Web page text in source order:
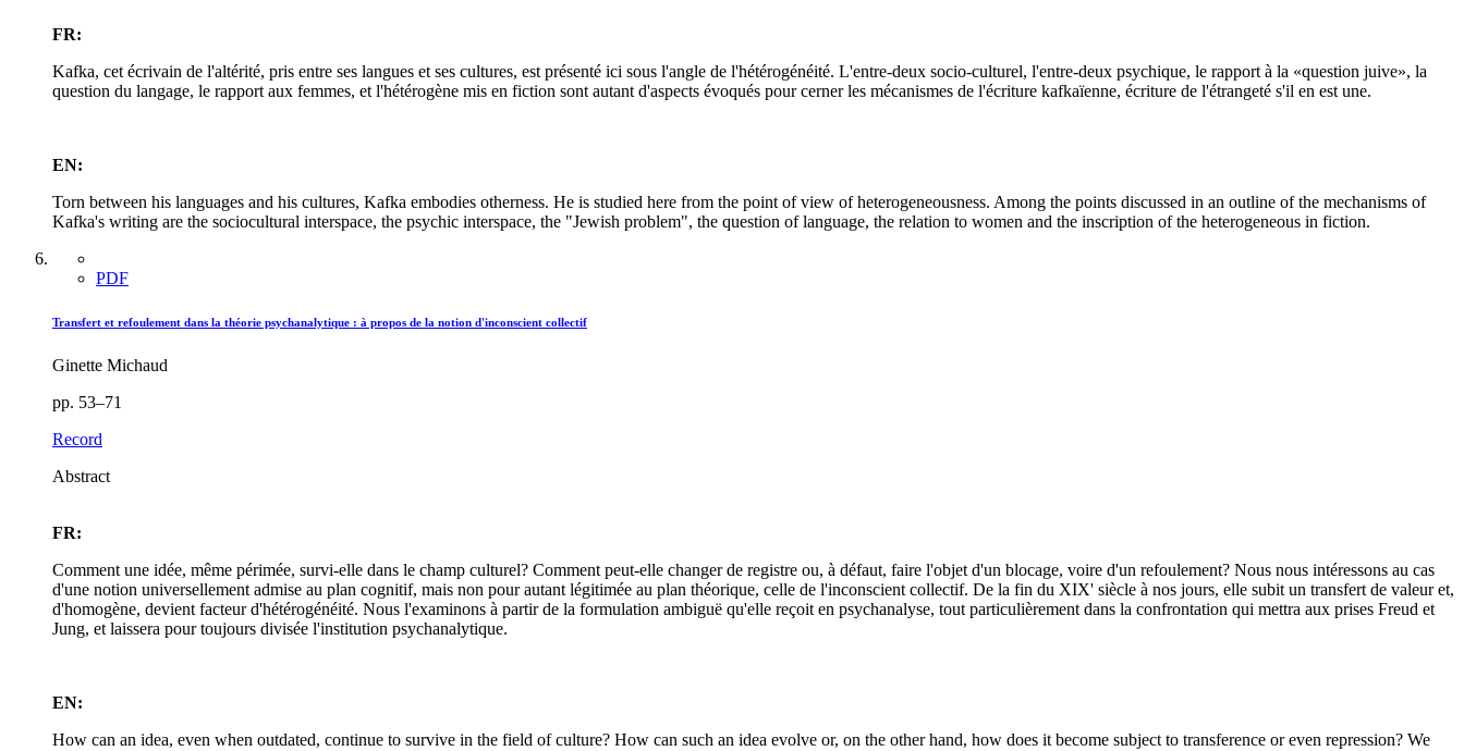
FR:
Kafka, cet écrivain de l'altérité, pris entre ses langues et ses cultures, est présenté ici sous l'angle de l'hétérogénéité. L'entre-deux socio-culturel, l'entre-deux psychique, le rapport à la «question juive», la
question du langage, le rapport aux femmes, et l'hétérogène mis en fiction sont autant d'aspects évoqués pour cerner les mécanismes de l'écriture kafkaïenne, écriture de l'étrangeté s'il en est une.
EN:
Torn between his languages and his cultures, Kafka embodies otherness. He is studied here from the point of view of heterogeneousness. Among the points discussed in an outline of the mechanisms of
Kafka's writing are the sociocultural interspace, the psychic interspace, the "Jewish problem", the question of language, the relation to women and the inscription of the heterogeneous in fiction.
PDF
Transfert et refoulement dans la théorie psychanalytique : à propos de la notion d'inconscient collectif
Ginette Michaud
pp. 53–71
Record
Abstract
FR:
Comment une idée, même périmée, survi-elle dans le champ culturel? Comment peut-elle changer de registre ou, à défaut, faire l'objet d'un blocage, voire d'un refoulement? Nous nous intéressons au cas
d'une notion universellement admise au plan cognitif, mais non pour autant légitimée au plan théorique, celle de l'inconscient collectif. De la fin du XIX' siècle à nos jours, elle subit un transfert de valeur et,
d'homogène, devient facteur d'hétérogénéité. Nous l'examinons à partir de la formulation ambiguë qu'elle reçoit en psychanalyse, tout particulièrement dans la confrontation qui mettra aux prises Freud et
Jung, et laissera pour toujours divisée l'institution psychanalytique.
EN:
How can an idea, even when outdated, continue to survive in the field of culture? How can such an idea evolve or, on the other hand, how does it become subject to transference or even repression? We